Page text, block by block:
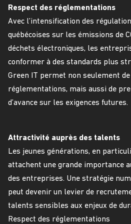
Respect des réglementations
Avec l’intensification des
québécoises sur les émissions de
déchets électroniques, les
conformer à des standards plus
Green IT permet non seulement
réglementations, mais aussi de
d’avance sur les exigences futures.
Attractivité auprès des talents
Les jeunes générations, en
attachent une grande importance
des entreprises. Une stratégie
peut devenir un levier de
talents sensibles aux enjeux de
Respect des réglementations